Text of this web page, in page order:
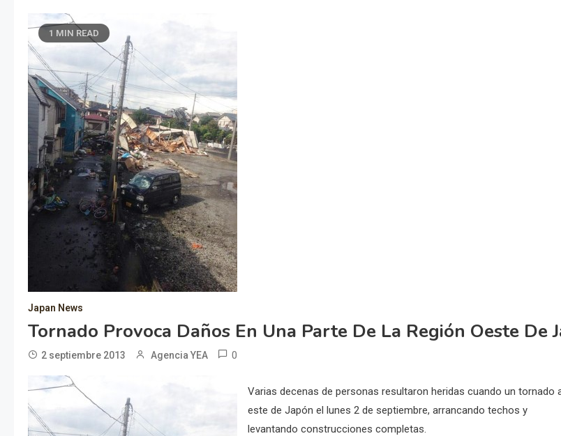
1 MIN READ
Japan News
Tornado Provoca Daños En Una Parte De La Región Oeste De
2 septiembre 2013 Agencia YEA 0
Varias decenas de personas resultaron heridas cuando un tornado
este de Japón el lunes 2 de septiembre, arrancando techos y
levantando construcciones completas.